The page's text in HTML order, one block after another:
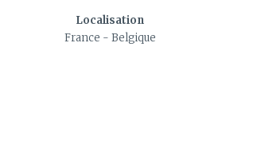
Localisation
France - Belgique